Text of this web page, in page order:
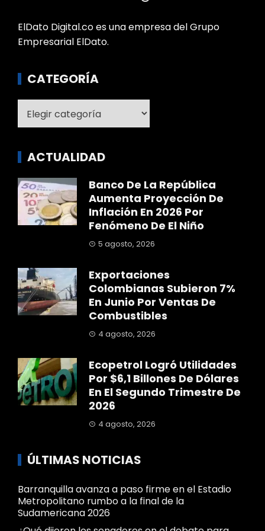
ElDato Digital.co es una empresa del Grupo
Empresarial ElDato.
CATEGORÍA
ACTUALIDAD
Banco De La República
Aumenta Proyección De
Inflación En 2026 Por
Fenómeno De El Niño
5 agosto, 2026
Exportaciones
Colombianas Subieron 7%
En Junio Por Ventas De
Combustibles
4 agosto, 2026
Ecopetrol Logró Utilidades
Por $6,1 Billones De Dólares
En El Segundo Trimestre De
2026
4 agosto, 2026
ÚLTIMAS NOTICIAS
Barranquilla avanza a paso firme en el Estadio
Metropolitano rumbo a la final de la
Sudamericana 2026